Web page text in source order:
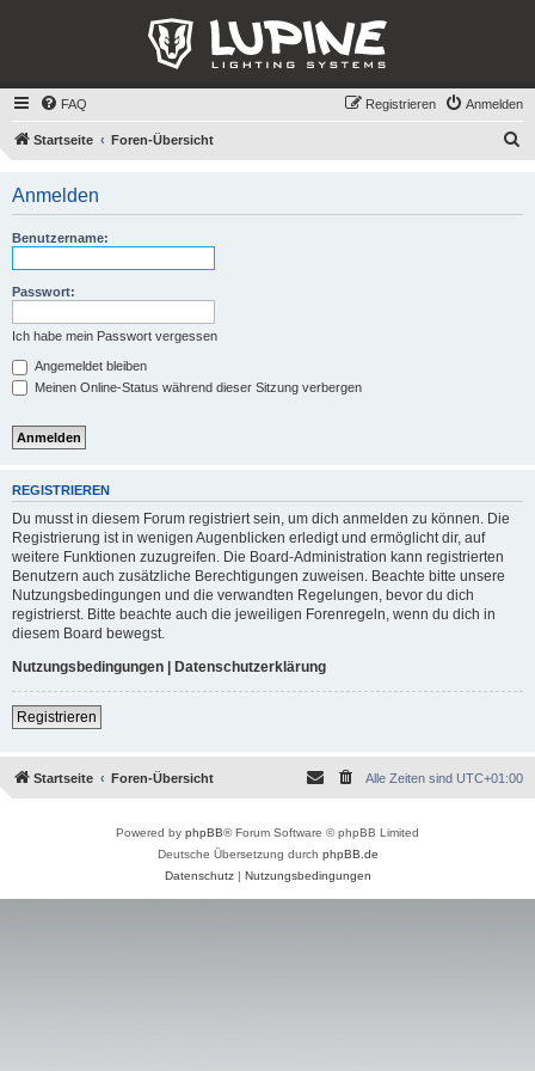
FAQ Anmelden
Registrieren
Startseite Foren-Übersicht
Anmelden
Benutzername:
Passwort:
Ich habe mein Passwort vergessen
Angemeldet bleiben
Meinen Online-Status während dieser Sitzung verbergen
REGISTRIEREN
Du musst in diesem Forum registriert sein, um dich anmelden zu können. Die
Registrierung ist in wenigen Augenblicken erledigt und ermöglicht dir, auf
weitere Funktionen zuzugreifen. Die Board-Administration kann registrierten
Benutzern auch zusätzliche Berechtigungen zuweisen. Beachte bitte unsere
Nutzungsbedingungen und die verwandten Regelungen, bevor du dich
registrierst. Bitte beachte auch die jeweiligen Forenregeln, wenn du dich in
diesem Board bewegst.
Nutzungsbedingungen | Datenschutzerklärung
Registrieren
Startseite Foren-Übersicht Alle Zeiten sind UTC+01:00
Powered by phpBB® Forum Software © phpBB Limited
Deutsche Übersetzung durch phpBB.de
Datenschutz| Nutzungsbedingungen